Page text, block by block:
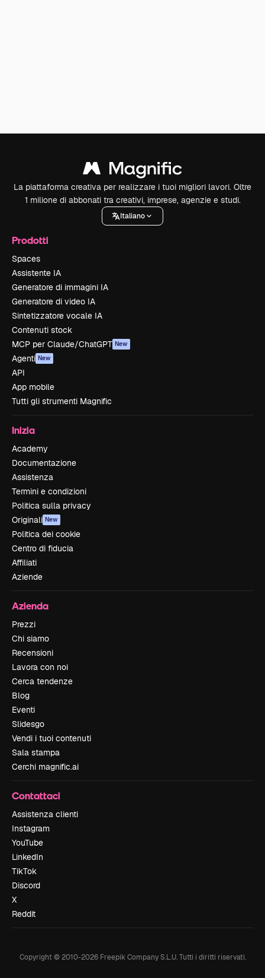
La piattaforma creativa per realizzare i tuoi migliori lavori. Oltre
1 milione di abbonati tra creativi, imprese, agenzie e studi.
Italiano
Prodotti
Spaces
Assistente IA
Generatore di immagini IA
Generatore di video IA
Sintetizzatore vocale IA
Contenuti stock
MCP per Claude/ChatGPT New
Agenti New
API
App mobile
Tutti gli strumenti Magnific
Inizia
Academy
Documentazione
Assistenza
Termini e condizioni
Politica sulla privacy
Originali New
Politica dei cookie
Centro di fiducia
Affiliati
Aziende
Azienda
Prezzi
Chi siamo
Recensioni
Lavora con noi
Cerca tendenze
Blog
Eventi
Slidesgo
Vendi i tuoi contenuti
Sala stampa
Cerchi magnific.ai
Contattaci
Assistenza clienti
Instagram
YouTube
LinkedIn
TikTok
Discord
X
Reddit
Copyright © 2010-2026Freepik Company S.L.U. Tutti i diritti riservati.